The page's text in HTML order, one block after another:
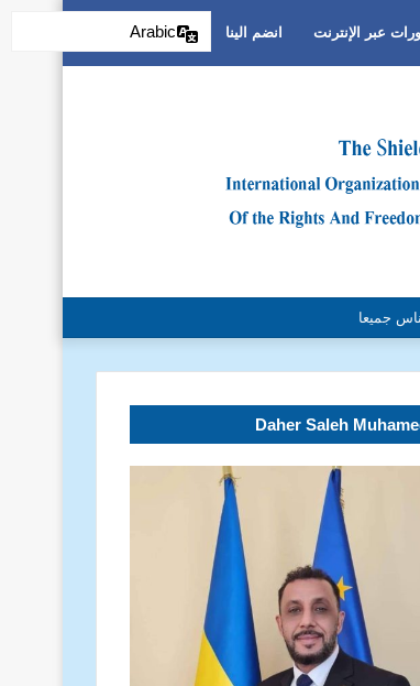
عبر الإنترنت انضم الينا
Daher Saleh
Arabic